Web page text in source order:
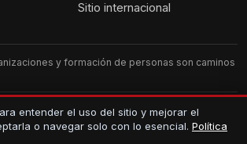
Sitio internacional
y formación de personas son caminos
local.
en el registro público.
entender el uso del sitio y mejorar el
o navegar solo con lo esencial. Política